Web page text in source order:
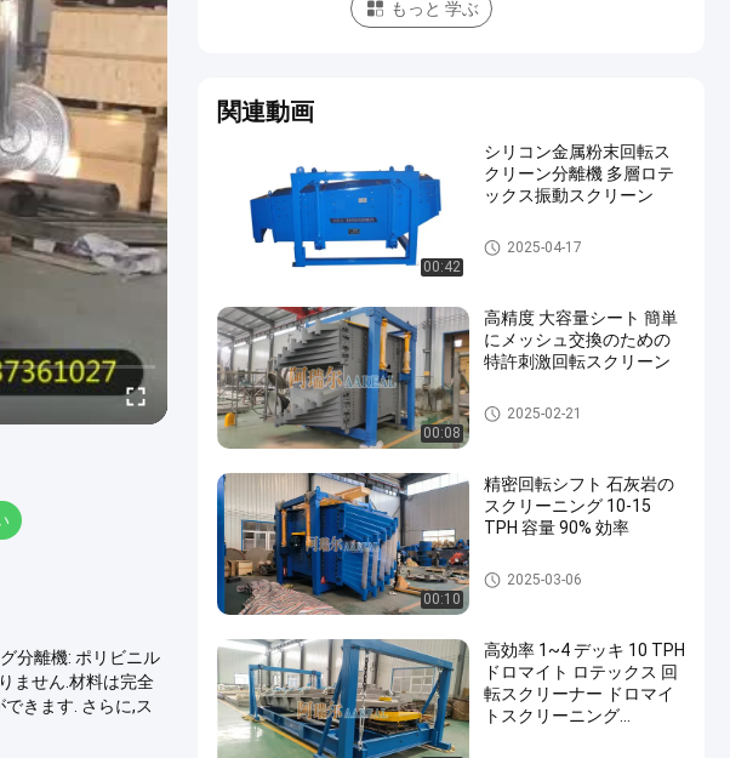
分離機: ポリビニル
ません.材料は完全
きます. さらに,ス
もっと 学ぶ
関連動画
00:42
シリコン金属粉末回転ス
クリーン分離機 多層ロテ
ックス振動スクリーン
旋回スクリーンのふるい
2025-04-17
00:08
高精度 大容量シート 簡単
にメッシュ交換のための
特許刺激回転スクリーン
旋回スクリーンのふるい
2025-02-21
00:10
精密回転シフト 石灰岩の
スクリーニング 10-15
TPH 容量 90% 効率
旋回スクリーンのふるい
2025-03-06
高効率 1~4 デッキ 10 TPH
ドロマイト ロテックス 回
転スクリーナー ドロマイ
トスクリーニング